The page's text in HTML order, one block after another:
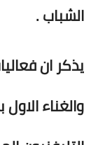
الشباب .
يذكر ان
والغناء